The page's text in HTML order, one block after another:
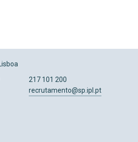
217 101 200
recrutamento@sp.ipl.pt